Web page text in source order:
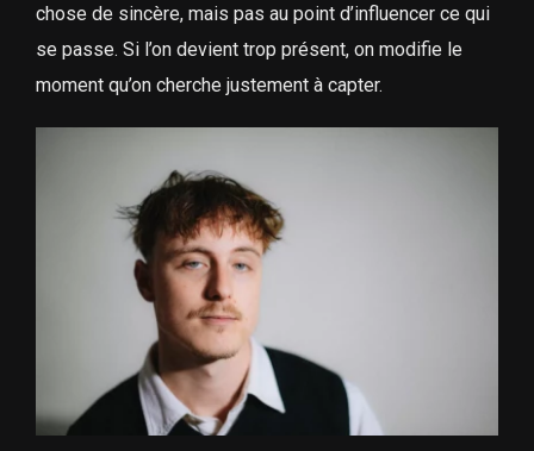
chose de sincère, mais pas au point d’influencer ce qui
se passe. Si l’on devient trop présent, on modifie le
moment qu’on cherche justement à capter.